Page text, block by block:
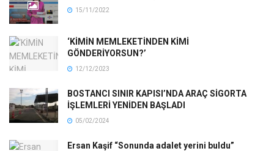
15/11/2022
‘KİMİN MEMLEKETİNDEN KİMİ
GÖNDERİYORSUN?’
12/12/2023
BOSTANCI SINIR KAPISI’NDA ARAÇ SİGORTA
İŞLEMLERİ YENİDEN BAŞLADI
05/02/2024
Ersan Kaşif “Sonunda adalet yerini buldu”